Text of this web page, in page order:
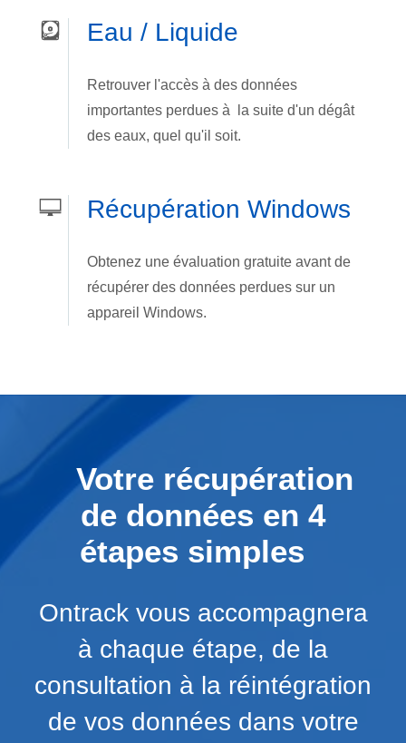
Eau / Liquide
Retrouver l'accès à des données
importantes perdues à la suite d'un dégât
des eaux, quel qu'il soit.
Récupération Windows
Obtenez une évaluation gratuite avant de
récupérer des données perdues sur un
appareil Windows.
Votre récupération
de données en 4
étapes simples
Ontrack vous accompagnera
à chaque étape, de la
consultation à la réintégration
de vos données dans votre